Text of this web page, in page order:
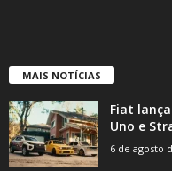
MAIS NOTÍCIAS
Fiat
Uno e
6 de agosto